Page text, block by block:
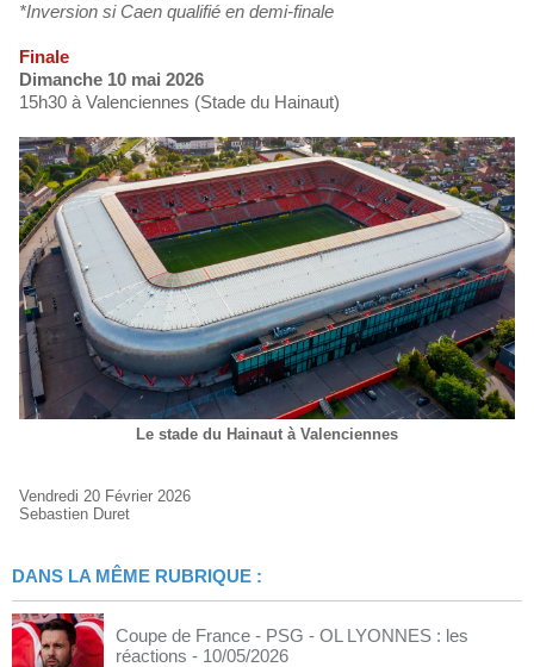
*Inversion si Caen qualifié en demi-finale
Finale
Dimanche 10 mai 2026
15h30 à Valenciennes (Stade du Hainaut)
Le stade du Hainaut à Valenciennes
Vendredi 20 Février 2026
Sebastien Duret
DANS LA MÊME RUBRIQUE :
Coupe de France - PSG - OL LYONNES : les
réactions - 10/05/2026